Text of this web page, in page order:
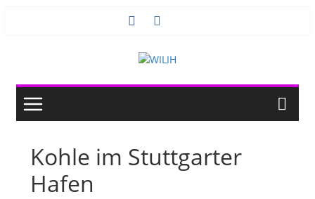
Kohle im Stuttgarter
Hafen